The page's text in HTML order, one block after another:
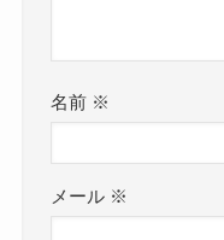
名前 ※
メール ※